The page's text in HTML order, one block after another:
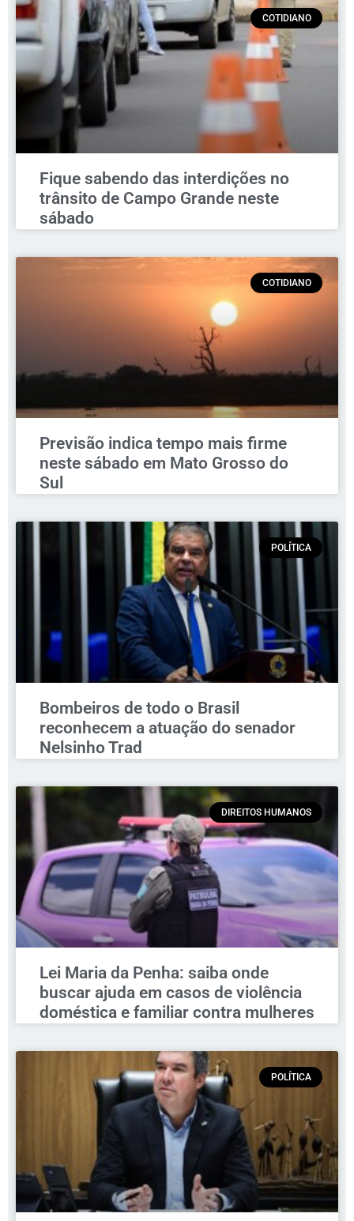
COTIDIANO
Fique sabendo das interdições no
trânsito de Campo Grande neste
sábado
COTIDIANO
Previsão indica tempo mais firme
neste sábado em Mato Grosso do
Sul
POLÍTICA
Bombeiros de todo o Brasil
reconhecem a atuação do senador
Nelsinho Trad
DIREITOS HUMANOS
Lei Maria da Penha: saiba onde
buscar ajuda em casos de violência
doméstica e familiar contra mulheres
POLÍTICA